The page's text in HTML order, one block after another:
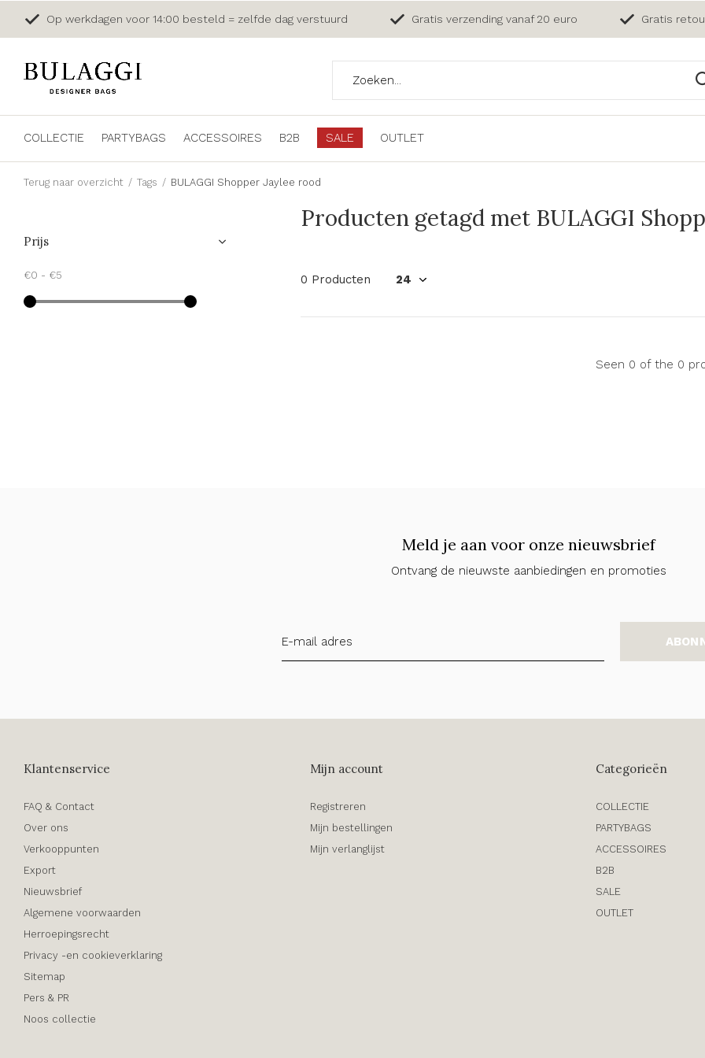
COLLECTIE PARTYBAGS ACCESSOIRES B2B SALE OUTLET
Op werkdagen voor 14:00 besteld = zelfde dag verstuurd Gratis verzending vanaf 20 euro Gratis
Terug naar overzicht Tags BULAGGI Shopper Jaylee rood
Producten getagd met BULAGGI
0 Producten
Seen 0 of the 0
Prijs
€0 - €5
Meld je aan voor onze nieuwsbrief
Ontvang de nieuwste aanbiedingen en promoties
Klantenservice
FAQ & Contact
Over ons
Verkooppunten
Export
Nieuwsbrief
Algemene voorwaarden
Herroepingsrecht
Privacy -en cookieverklaring
Sitemap
Pers & PR
Noos collectie
Mijn account
Registreren
Mijn bestellingen
Mijn verlanglijst
Categorieën
COLLECTIE
PARTYBAGS
ACCESSOIRES
B2B
SALE
OUTLET